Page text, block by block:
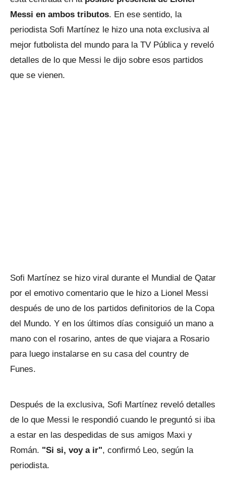
Messi en ambos tributos. En ese sentido, la
periodista Sofi Martínez le hizo una nota exclusiva al
mejor futbolista del mundo para la TV Pública y reveló
detalles de lo que Messi le dijo sobre esos partidos
que se vienen.
Sofi Martínez se hizo viral durante el Mundial de Qatar
por el emotivo comentario que le hizo a Lionel Messi
después de uno de los partidos definitorios de la Copa
del Mundo. Y en los últimos días consiguió un mano a
mano con el rosarino, antes de que viajara a Rosario
para luego instalarse en su casa del country de
Funes.
Después de la exclusiva, Sofi Martínez reveló detalles
de lo que Messi le respondió cuando le preguntó si iba
a estar en las despedidas de sus amigos Maxi y
Román. "Si si, voy a ir", confirmó Leo, según la
periodista.